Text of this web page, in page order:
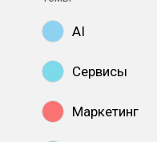
AI
Сервисы
Маркетинг